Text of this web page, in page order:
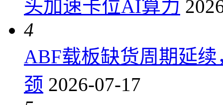
头加速卡位AI算力
4
ABF载板缺货周期延
颈 2026-07-17